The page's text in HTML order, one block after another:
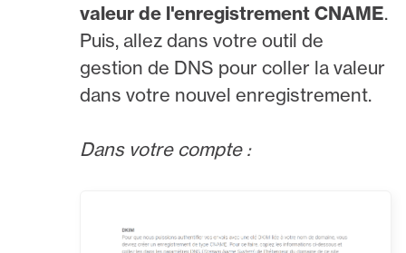
valeur de l'enregistrement CNAME.
Puis, allez dans votre outil de
gestion de DNS pour coller la valeur
dans votre nouvel enregistrement.
Dans votre compte :